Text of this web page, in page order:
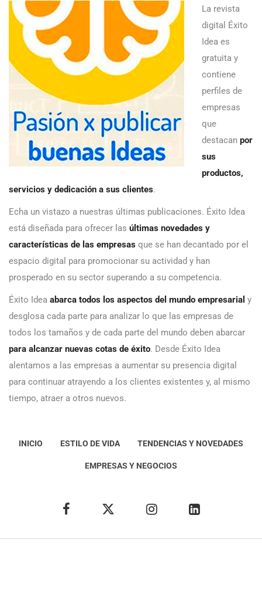
La revista
digital Éxito
Idea es
gratuita y
contiene
perfiles de
empresas
que
destacan por
sus
productos,
servicios y dedicación a sus clientes.
Echa un vistazo a nuestras últimas publicaciones. Éxito Idea
está diseñada para ofrecer las últimas novedades y
características de las empresas que se han decantado por el
espacio digital para promocionar su actividad y han
prosperado en su sector superando a su competencia.
Éxito Idea abarca todos los aspectos del mundo empresarial y
desglosa cada parte para analizar lo que las empresas de
todos los tamaños y de cada parte del mundo deben abarcar
para alcanzar nuevas cotas de éxito. Desde Éxito Idea
alentamos a las empresas a aumentar su presencia digital
para continuar atrayendo a los clientes existentes y, al mismo
tiempo, atraer a otros nuevos.
INICIO ESTILO DE VIDA TENDENCIAS Y NOVEDADES
EMPRESAS Y NEGOCIOS